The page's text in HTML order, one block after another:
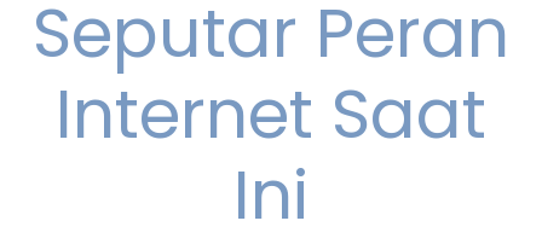
Seputar Peran
Internet Saat
Ini